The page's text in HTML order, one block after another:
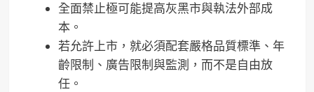
全面禁止極可能提高灰黑市與執法外部成
本。
若允許上市，就必須配套嚴格品質標準、年
齡限制、廣告限制與監測，而不是自由放
任。